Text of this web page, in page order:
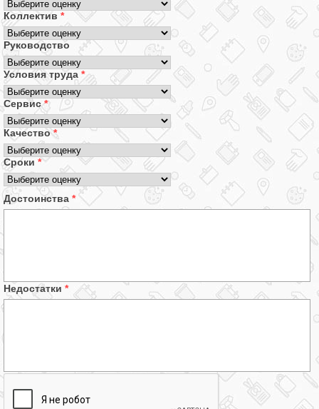
Коллектив *
Руководство
Условия труда *
Сервис*
Качество*
Сроки *
Достоинства *
Недостатки *